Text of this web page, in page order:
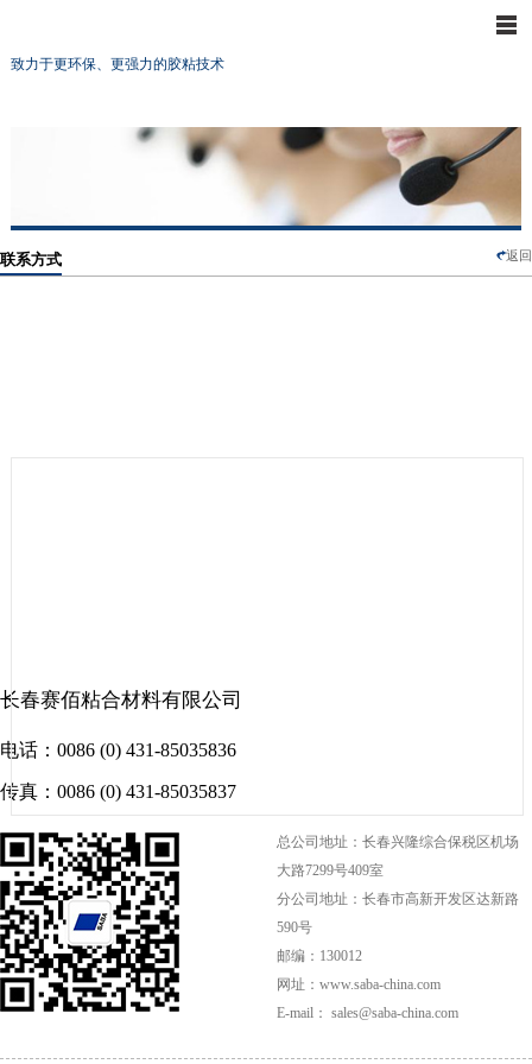
致力于更环保、更强力的胶粘技术
联系方式 返回
长春赛佰粘合材料有限公司
电话：0086 (0) 431-85035836
传真：0086 (0) 431-85035837
总公司地址：长春兴隆综合保税区机场
大路7299号409室
分公司地址：长春市高新开发区达新路
590号
邮编：130012
网址：www.saba-china.com
E-mail： sales@saba-china.com